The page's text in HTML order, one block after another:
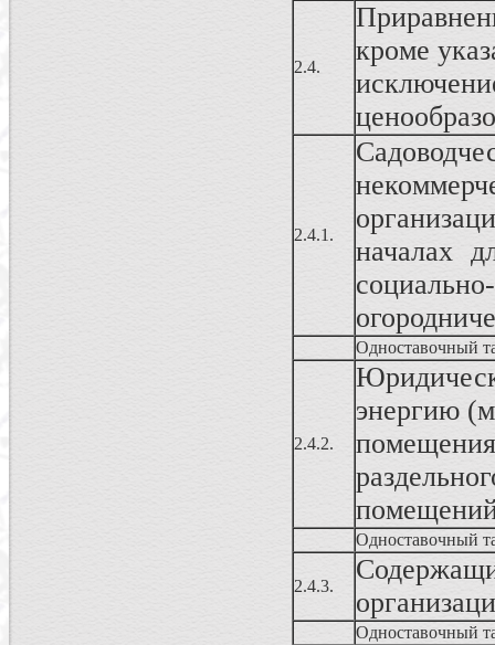
2.4.
кроме
2.4.1.
началах
Одноставочный
2.4.2.
энергию
Одноставочный
2.4.3.
Одноставочный